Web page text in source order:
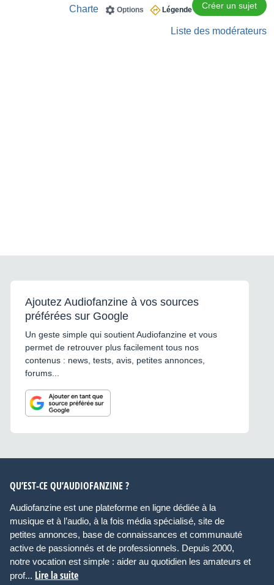
Créer un sujet
Légende
Options
Charte
Liste des modérateurs
Ajoutez Audiofanzine à vos sources
préférées sur Google
Un geste simple qui soutient Audiofanzine et vous
permet de retrouver plus facilement tous nos
contenus : news, tests, avis, petites annonces,
forums...
QU’EST-CE QU’AUDIOFANZINE ?
Audiofanzine est une plateforme en ligne dédiée à la
musique et à l’audio, à la fois média spécialisé, site de
petites annonces, base de connaissances et communauté
active de passionnés et de professionnels. Depuis 2000,
notre vocation est simple : aider au quotidien les amateurs et
prof... Lire la suite